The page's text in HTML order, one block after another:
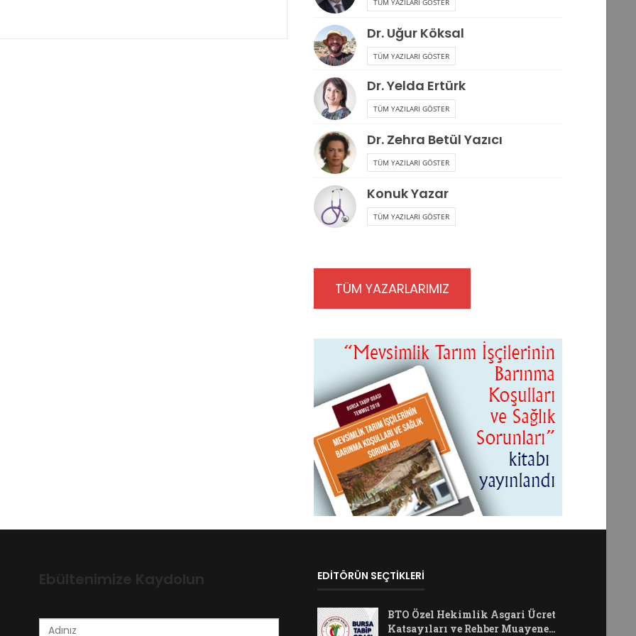
TÜM YAZILARI GÖSTER
Dr. Uğur Köksal
TÜM YAZILARI GÖSTER
Dr. Yelda Ertürk
TÜM YAZILARI GÖSTER
Dr. Zehra Betül Yazıcı
TÜM YAZILARI GÖSTER
Konuk Yazar
TÜM YAZILARI GÖSTER
TÜM YAZARLARIMIZ
Ebültenimize Kaydolun EDİTÖRÜN SEÇTİKLERİ
BTO Özel Hekimlik Asgari Ücret
Katsayıları ve Rehber Muayene…